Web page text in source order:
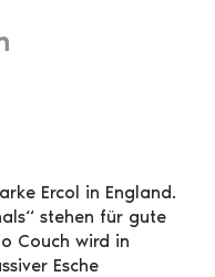
Ercol in England.
stehen für gute
Couch wird in
Esche